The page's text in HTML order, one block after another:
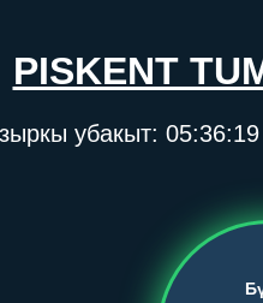
PISKENT
убакыт: 05:36:19